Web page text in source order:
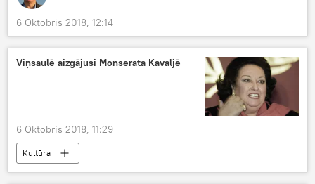
6 Oktobris 2018, 12:14
Viņsaulē aizgājusi Monserata Kavaljē
6 Oktobris 2018, 11:29
Kultūra